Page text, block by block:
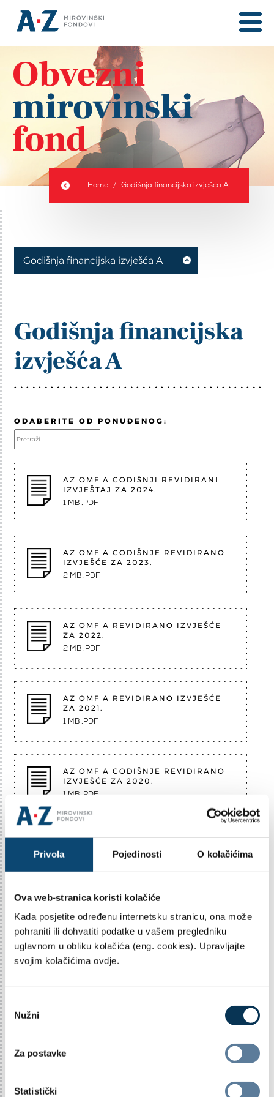
Privola Pojedinosti O kolačićima
Ova web-stranica koristi kolačiće
Kada posjetite određenu internetsku stranicu, ona može
pohraniti ili dohvatiti podatke u vašem pregledniku
uglavnom u obliku kolačića (eng. cookies). Upravljajte
svojim kolačićima ovdje.
Nužni
Za postavke
Statistički
Obvezni
mirovinski
fond
Home Godišnja financijska izvješća A
Godišnja financijska izvješća A
Godišnja financijska
izvješća A
ODABERITE OD PONUĐENOG:
AZ OMF A GODIŠNJI REVIDIRANI
IZVJEŠTAJ ZA 2024.
1 MB .PDF
AZ OMF A GODIŠNJE REVIDIRANO
IZVJEŠĆE ZA 2023.
2 MB .PDF
AZ OMF A REVIDIRANO IZVJEŠĆE
ZA 2022.
2 MB .PDF
AZ OMF A REVIDIRANO IZVJEŠĆE
ZA 2021.
1 MB .PDF
AZ OMF A GODIŠNJE REVIDIRANO
IZVJEŠĆE ZA 2020.
1 MB .PDF
REVIDIRANO IZVJEŠĆE
AZ OMF KATEGORIJE A 2018.
GODIŠNJE REVIDIRANO IZVJEŠĆE
AZ OMF KATEGORIJE A 2017.